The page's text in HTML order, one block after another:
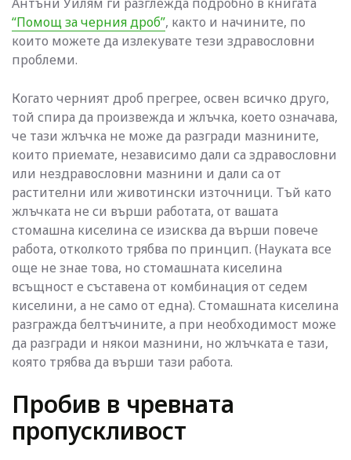
“Помощ за черния дроб”, както и начините, по
които можете да излекувате тези здравословни
проблеми.
Когато черният дроб прегрее, освен всичко друго,
той спира да произвежда и жлъчка, което означава,
че тази жлъчка не може да разгради мазнините,
които приемате, независимо дали са здравословни
или нездравословни мазнини и дали са от
растителни или животински източници. Тъй като
жлъчката не си върши работата, от вашата
стомашна киселина се изисква да върши повече
работа, отколкото трябва по принцип. (Науката все
още не знае това, но стомашната киселина
всъщност е съставена от комбинация от седем
киселини, а не само от една). Стомашната киселина
разгражда белтъчините, а при необходимост може
да разгради и някои мазнини, но жлъчката е тази,
която трябва да върши тази работа.
Пробив в чревната
пропускливост